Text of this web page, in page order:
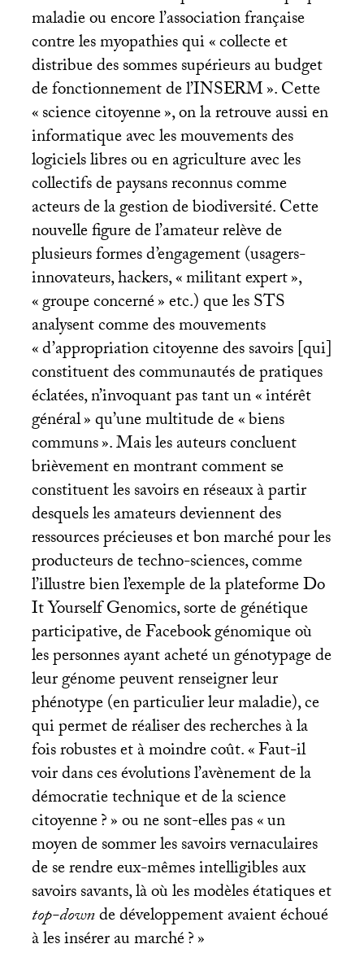
maladie ou encore l’association française
contre les myopathies qui «collecte et
distribue des sommes supérieurs au budget
de fonctionnement de l’INSERM». Cette
«science citoyenne», on la retrouve aussi en
informatique avec les mouvements des
logiciels libres ou en agriculture avec les
collectifs de paysans reconnus comme
acteurs de la gestion de biodiversité. Cette
nouvelle figure de l’amateur relève de
plusieurs formes d’engagement (usagers-
innovateurs, hackers, «militant expert»,
«groupe concerné» etc.) que lesSTS
analysent comme des mouvements
«d’appropriation citoyenne des savoirs [qui]
constituent des communautés de pratiques
éclatées, n’invoquant pas tant un «intérêt
général» qu’une multitude de «biens
communs». Mais les auteurs concluent
brièvement en montrant comment se
constituent les savoirs en réseaux à partir
desquels les amateurs deviennent des
ressources précieuses et bon marché pour les
producteurs de techno-sciences, comme
l’illustre bien l’exemple de la plateforme Do
It Yourself Genomics, sorte de génétique
participative, de Facebook génomique où
les personnes ayant acheté un génotypage de
leur génome peuvent renseigner leur
phénotype (en particulier leur maladie), ce
qui permet de réaliser des recherches à la
fois robustes et à moindre coût. «Faut-il
voir dans ces évolutions l’avènement de la
démocratie technique et de la science
citoyenne?» ou ne sont-elles pas «un
moyen de sommer les savoirs vernaculaires
de se rendre eux-mêmes intelligibles aux
savoirs savants, là où les modèles étatiques et
top-downde développement avaient échoué
à les insérer au marché?»